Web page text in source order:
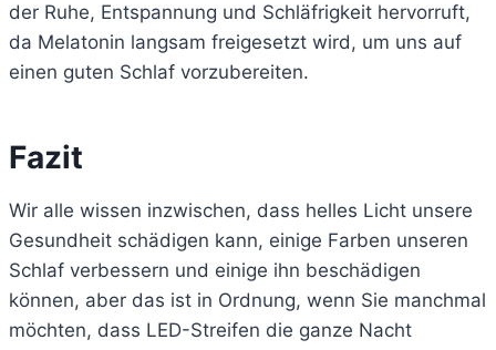
der Ruhe, Entspannung und Schläfrigkeit hervorruft,
da Melatonin langsam freigesetzt wird, um uns auf
einen guten Schlaf vorzubereiten.
Fazit
Wir alle wissen inzwischen, dass helles Licht unsere
Gesundheit schädigen kann, einige Farben unseren
Schlaf verbessern und einige ihn beschädigen
können, aber das ist in Ordnung, wenn Sie manchmal
möchten, dass LED-Streifen die ganze Nacht